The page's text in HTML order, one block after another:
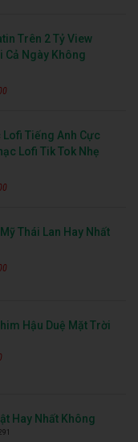
Trên 2 Tỷ View
Cả Ngày Không
Lofi Tiếng Anh Cực
Lofi Tik Tok Nhẹ
Thái Lan Hay Nhất
Hậu Duệ Mặt Trời
Hay Nhất Không